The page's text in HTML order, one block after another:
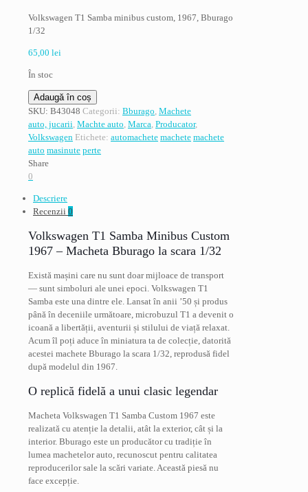
Volkswagen T1 Samba minibus custom, 1967, Bburago
1/32
65,00 lei
În stoc
Cantitate
Volkswagen
T1
Samba
minibus
custom,
1967,
1/32
Adaugă în coș
SKU: B43048 Categorii: Bburago, Machete
auto, jucarii, Machte auto, Marca, Producator,
Volkswagen Etichete: automachete machete machete
auto masinute perte
Share
0
Descriere
Recenzii 0
Volkswagen T1 Samba Minibus Custom
1967 – Macheta Bburago la scara 1/32
Există mașini care nu sunt doar mijloace de transport
— sunt simboluri ale unei epoci. Volkswagen T1
Samba este una dintre ele. Lansat în anii ’50 și produs
până în deceniile următoare, microbuzul T1 a devenit o
icoană a libertății, aventurii și stilului de viață relaxat.
Acum îl poți aduce în miniatura ta de colecție, datorită
acestei machete Bburago la scara 1/32, reprodusă fidel
după modelul din 1967.
O replică fidelă a unui clasic legendar
Macheta Volkswagen T1 Samba Custom 1967 este
realizată cu atenție la detalii, atât la exterior, cât și la
interior. Bburago este un producător cu tradiție în
lumea machetelor auto, recunoscut pentru calitatea
reproducerilor sale la scări variate. Această piesă nu
face excepție.